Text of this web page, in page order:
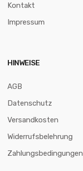
Kontakt
Impressum
HINWEISE
AGB
Datenschutz
Versandkosten
Widerrufsbelehrung
Zahlungsbedingungen